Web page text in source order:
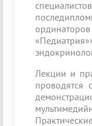
Лекции и
проводятся